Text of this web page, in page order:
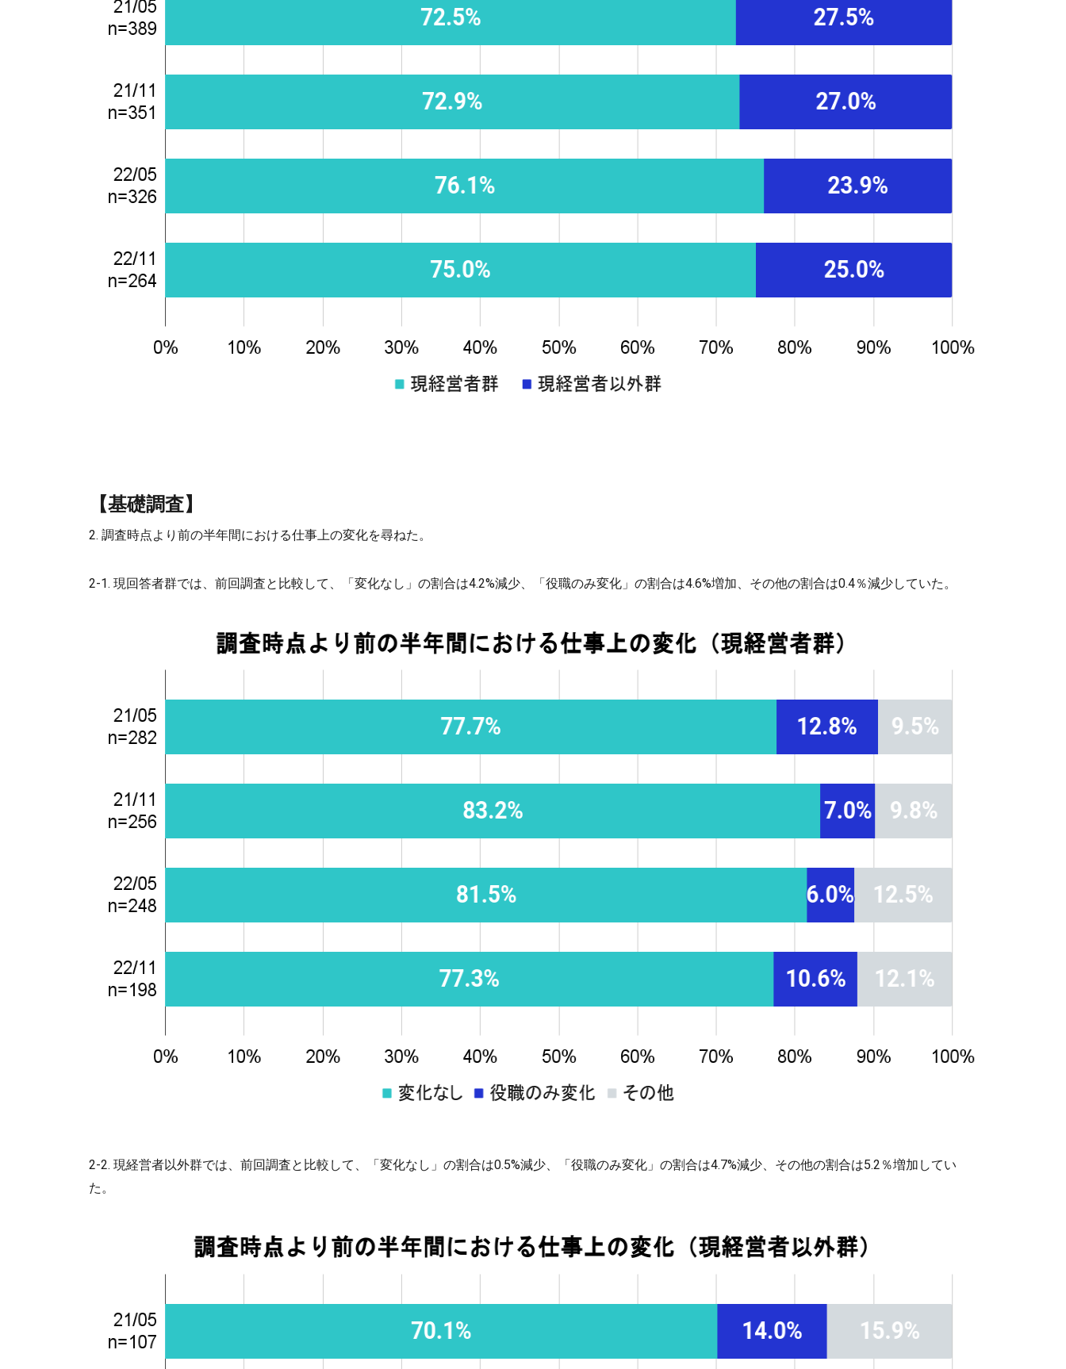
【基礎調査】
2. 調査時点より前の半年間における仕事上の変化を尋ねた。
2-1. 現回答者群では、前回調査と比較して、「変化なし」の割合は4.2%減少、「役職のみ変化」の割合は4.6%増加、その他の割合は0.4％減少していた。
2-2. 現経営者以外群では、前回調査と比較して、「変化なし」の割合は0.5%減少、「役職のみ変化」の割合は4.7%減少、その他の割合は5.2％増加してい
た。